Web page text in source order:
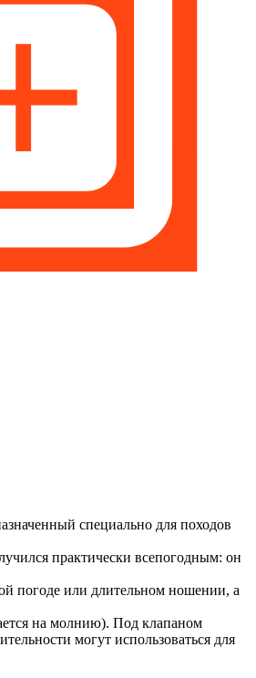
специально для походов
практически всепогодным: он
погоде или длительном ношении, а
на молнию). Под клапаном
могут использоваться для